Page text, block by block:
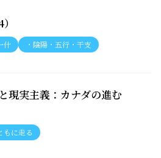
什 ・陰陽・五行・干支
と現実主義：カナダの進む
に走る